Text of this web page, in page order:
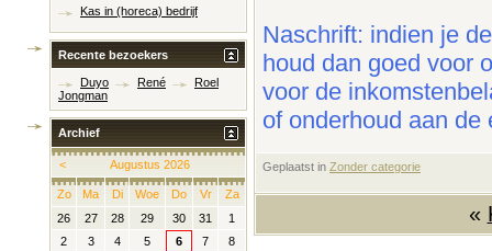
Naschrift: indien je
houd dan goed voor
voor de
of onderhoud aan de
Geplaatst in Zonder categorie
«
Kas in (horeca) bedrijf
Recente bezoekers
Duyo René
Roel
Jongman
Archief
< Augustus 2026
Zo Ma Di Woe Do Vr
Za
26
27 28 29 30 31
1
2
3 4 5 6 7
8